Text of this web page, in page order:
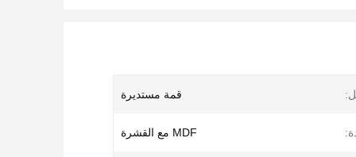
قمة مستديرة
MDF مع القشرة